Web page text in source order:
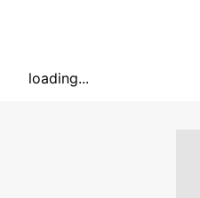
loading...